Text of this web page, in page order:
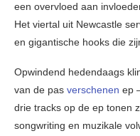
een overvloed aan
Het viertal uit Newcastle
en gigantische hooks die
Opwindend hedendaags
van de pas verschenen ep
drie tracks op de ep tonen
songwriting en muzikale